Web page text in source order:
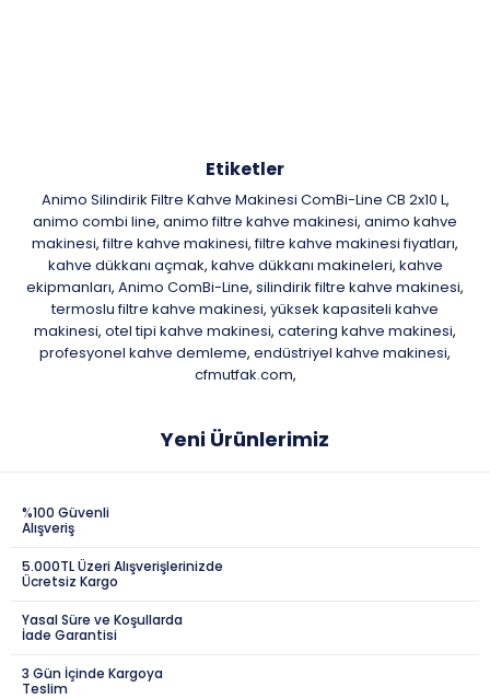
Etiketler
Animo Silindirik Filtre Kahve Makinesi ComBi-Line CB 2x10 L,
animo combi line, animo filtre kahve makinesi, animo kahve
makinesi, filtre kahve makinesi, filtre kahve makinesi fiyatları,
kahve dükkanı açmak, kahve dükkanı makineleri, kahve
ekipmanları, Animo ComBi-Line, silindirik filtre kahve makinesi,
termoslu filtre kahve makinesi, yüksek kapasiteli kahve
makinesi, otel tipi kahve makinesi, catering kahve makinesi,
profesyonel kahve demleme, endüstriyel kahve makinesi,
cfmutfak.com,
Yeni Ürünlerimiz
%100 Güvenli
Alışveriş
5.000TL Üzeri Alışverişlerinizde
Ücretsiz Kargo
Yasal Süre ve Koşullarda
İade Garantisi
3 Gün İçinde Kargoya
Teslim